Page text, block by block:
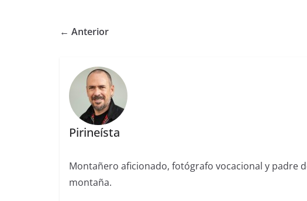
← Anterior
Pirineísta
Montañero aficionado, fotógrafo vocacional y padre
montaña.